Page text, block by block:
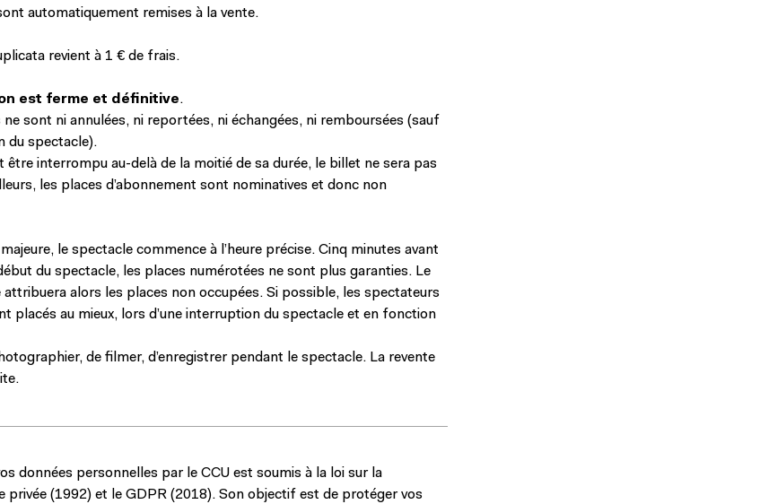
automatiquement remises à la vente.
revient à 1 € de frais.
est ferme et définitive.
ne sont ni annulées, ni reportées, ni échangées, ni remboursées (sauf
du spectacle).
être interrompu au-delà de la moitié de sa durée, le billet ne sera pas
les places d’abonnement sont nominatives et donc non
le spectacle commence à l’heure précise. Cinq minutes avant
début du spectacle, les places numérotées ne sont plus garanties. Le
attribuera alors les places non occupées. Si possible, les spectateurs
placés au mieux, lors d’une interruption du spectacle et en fonction
de filmer, d’enregistrer pendant le spectacle. La revente
données personnelles par le CCU est soumis à la loi sur la
privée (1992) et le GDPR (2018). Son objectif est de protéger vos